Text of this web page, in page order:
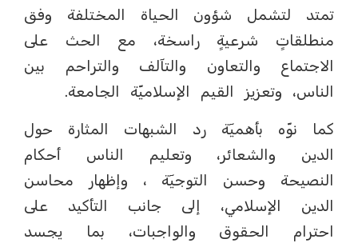
تمتد لتشمل شؤون الحياة المختلفة وفق
منطلقاتٍ شرعيةٍ راسخة، مع الحث على
الاجتماع والتعاون والتآلف والتراحم بين
الناس، وتعزيز القيم الإسلاميّة الجامعة.
كما نوّه بأهميٓة رد الشبهات المثارة حول
الدين والشعائر، وتعليم الناس أحكام
النصيحة وحسن التوجيٓة ، وإظهار محاسن
الدين الإسلامي، إلى جانب التأكيد على
احترام الحقوق والواجبات، بما يجسد